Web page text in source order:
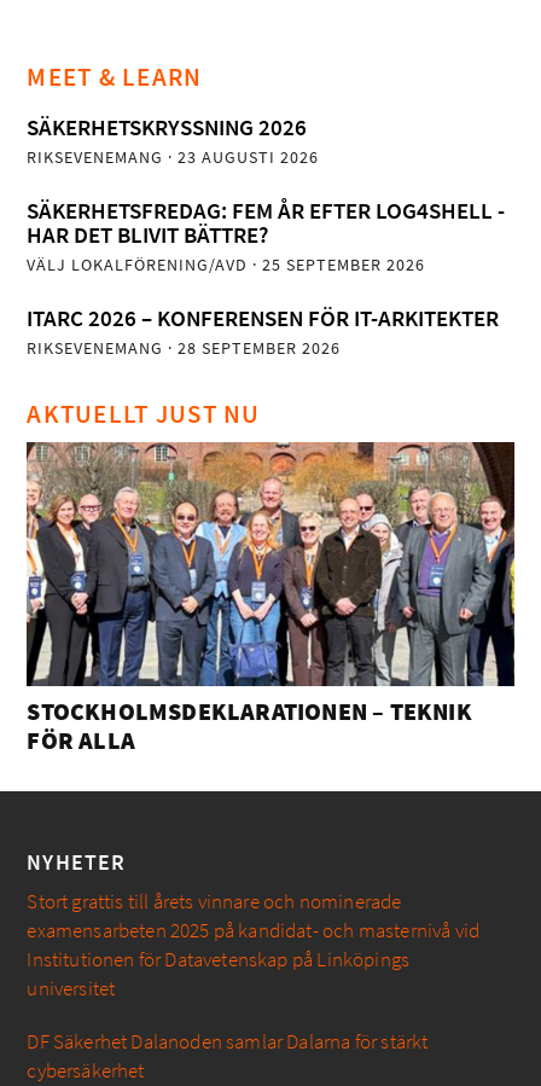
MEET & LEARN
SÄKERHETSKRYSSNING 2026
RIKSEVENEMANG · 23 AUGUSTI 2026
SÄKERHETSFREDAG: FEM ÅR EFTER LOG4SHELL -
HAR DET BLIVIT BÄTTRE?
VÄLJ LOKALFÖRENING/AVD · 25 SEPTEMBER 2026
ITARC 2026 – KONFERENSEN FÖR IT-ARKITEKTER
RIKSEVENEMANG · 28 SEPTEMBER 2026
AKTUELLT JUST NU
STOCKHOLMSDEKLARATIONEN – TEKNIK
FÖR ALLA
NYHETER
Stort grattis till årets vinnare och nominerade
examensarbeten 2025 på kandidat- och masternivå vid
Institutionen för Datavetenskap på Linköpings
universitet
DF Säkerhet Dalanoden samlar Dalarna för stärkt
cybersäkerhet